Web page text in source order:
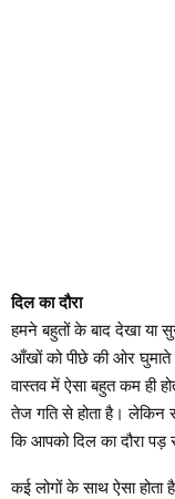
दिल का दौरा
हमने बहुतों के बाद देखा या
आँखों को पीछे की ओर घुमाते
वास्तव में ऐसा बहुत कम ही
तेज गति से होता है। लेकिन
कि आपको दिल का दौरा पड़
कई लोगों के साथ ऐसा होता है